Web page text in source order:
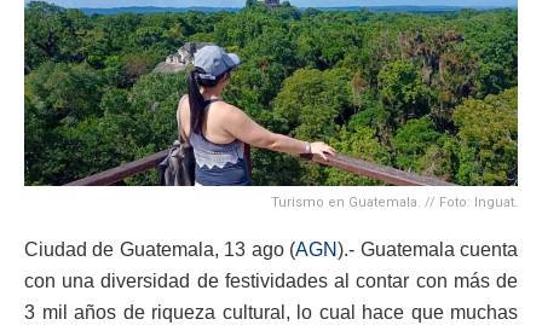
Turismo en Guatemala. // Foto: Inguat.
Ciudad de Guatemala, 13 ago (AGN).- Guatemala cuenta
con una diversidad de festividades al contar con más de
3 mil años de riqueza cultural, lo cual hace que muchas